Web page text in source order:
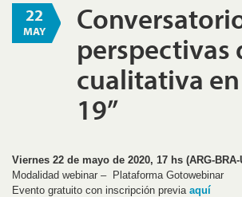
22
MAY
perspectivas
cualitativa
19”
Viernes 22 de mayo de 2020, 17 hs (ARG-
Modalidad webinar – Plataforma Gotowebinar
Evento gratuito con inscripción previa aquí